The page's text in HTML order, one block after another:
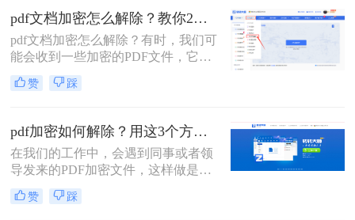
还包括到我们每天传输文件之中，而
最为普遍的是为PDF文件添加密码。
问题在于我们已获得PDF文件去编辑
使用，但是也要每开启一次都要输入
一次密码，比较繁琐，所以干脆可以
解除密码，今天教给你一个在线解除
起来看看。
pdf文档加密怎么解除？教你2个pdf解密方法！
pdf文档加密怎么解除​？有时，我们可
能会收到一些加密的PDF文件，它们
不允许我们对其进行编辑或打印。这
时，我们需要使用PDF解密工具，以
行编辑。那么接下来就给大家介绍一
下pdf加密解除的方法。
赞 踩
pdf加密如何解除？用这3个方法立即解密！
在我们的工作中，会遇到同事或者领
导发来的PDF加密文件，这样做是为
了保证文件的机密性；而我们每次打
开PDF文件都需要输入密码才能进行
赞 踩